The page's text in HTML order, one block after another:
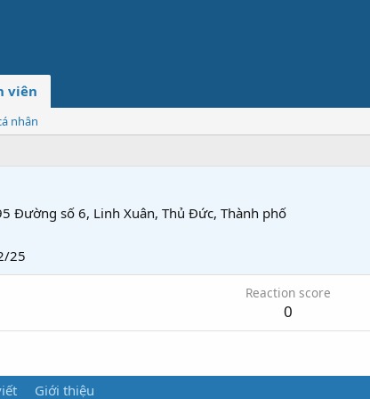
viên
nhân
Đường số 6, Linh Xuân, Thủ Đức, Thành phố
25
Reaction score
0
Giới thiệu